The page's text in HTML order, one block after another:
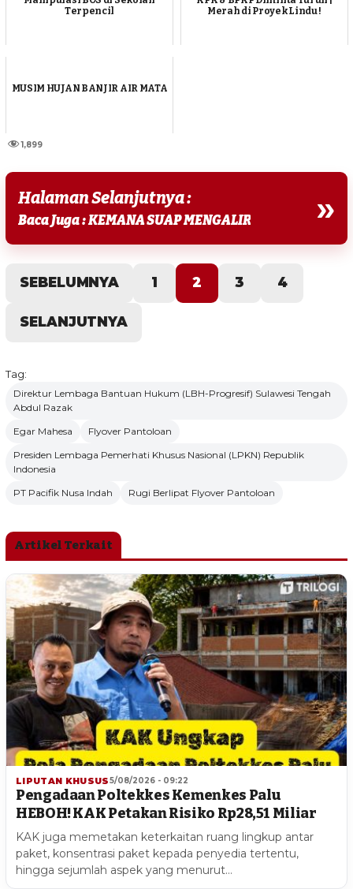
Terpencil
Merah di Proyek Lindu !
MUSIM HUJAN BANJIR AIR MATA
1,899
Halaman Selanjutnya :
Baca Juga : KEMANA SUAP MENGALIR »
SEBELUMNYA 1 2 3 4
SELANJUTNYA
Tag:
Direktur Lembaga Bantuan Hukum (LBH-Progresif) Sulawesi Tengah
Abdul Razak
Egar Mahesa
Flyover Pantoloan
Presiden Lembaga Pemerhati Khusus Nasional (LPKN) Republik
Indonesia
PT Pacifik Nusa Indah
Rugi Berlipat Flyover Pantoloan
Artikel Terkait
LIPUTAN KHUSUS5/08/2026 - 09:22
Pengadaan Poltekkes Kemenkes Palu
HEBOH! KAK Petakan Risiko Rp28,51 Miliar
KAK juga memetakan keterkaitan ruang lingkup antar
paket, konsentrasi paket kepada penyedia tertentu,
hingga sejumlah aspek yang menurut…